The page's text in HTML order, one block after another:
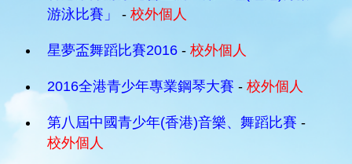
游泳比賽」
- 校外個人
星夢盃舞蹈比賽2016 - 校外個人
2016全港青少年專業鋼琴大賽 - 校外個人
第八屆中國青少年(香港)音樂、舞蹈比賽 -
校外個人